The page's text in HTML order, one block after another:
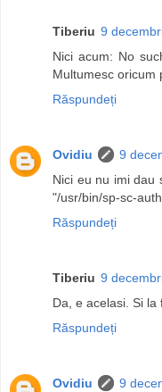
Tiberiu 9
Nici acum: No
Multumesc oricum
Răspundeți
Ovidiu
9
Nici eu nu imi dau
"/usr/bin/sp-sc-
Răspundeți
Tiberiu 9
Da, e acelasi. Si la
Răspundeți
Ovidiu
9